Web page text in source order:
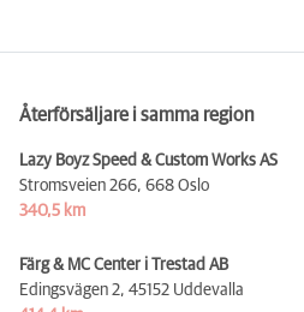
Återförsäljare i samma region
Lazy Boyz Speed & Custom Works AS
Stromsveien 266, 668 Oslo
340,5 km
Färg & MC Center i Trestad AB
Edingsvägen 2, 45152 Uddevalla